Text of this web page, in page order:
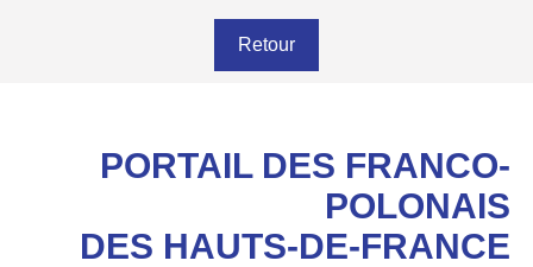
Retour
PORTAIL DES FRANCO-
POLONAIS
DES HAUTS-DE-FRANCE